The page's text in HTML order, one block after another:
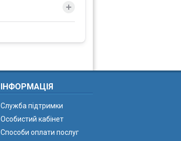
ІНФОРМАЦІЯ
Служба підтримки
Особистий кабінет
Способи оплати послуг